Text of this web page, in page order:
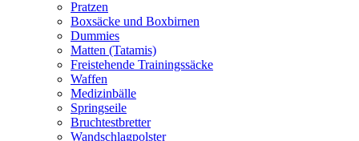
Pratzen
Boxsäcke und Boxbirnen
Dummies
Matten (Tatamis)
Freistehende Trainingssäcke
Waffen
Medizinbälle
Springseile
Bruchtestbretter
Wandschlagpolster